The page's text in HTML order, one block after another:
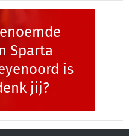
Sparta
is
jij?